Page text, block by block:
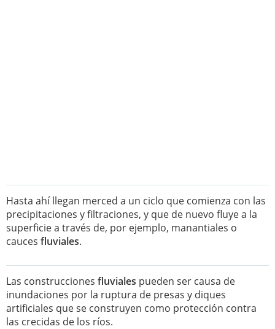
Hasta ahí llegan merced a un ciclo que comienza con las
precipitaciones y filtraciones, y que de nuevo fluye a la
superficie a través de, por ejemplo, manantiales o
cauces fluviales.
Las construcciones fluviales pueden ser causa de
inundaciones por la ruptura de presas y diques
artificiales que se construyen como protección contra
las crecidas de los ríos.